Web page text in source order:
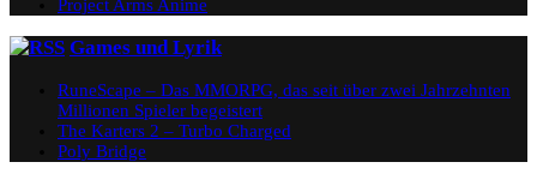
Project Arms Anime
Games und Lyrik
RuneScape – Das MMORPG, das seit über zwei Jahrzehnten
Millionen Spieler begeistert
The Karters 2 – Turbo Charged
Poly Bridge